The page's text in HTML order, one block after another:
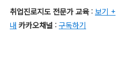
취업진로지도 전문가 교육 : 보기 +
내 카카오채널 : 구독하기